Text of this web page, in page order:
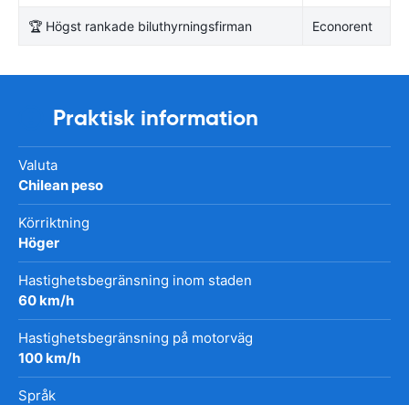
🏆 Högst rankade biluthyrningsfirman Econorent
Praktisk information
Valuta
Chilean peso
Körriktning
Höger
Hastighetsbegränsning inom staden
60 km/h
Hastighetsbegränsning på motorväg
100 km/h
Språk